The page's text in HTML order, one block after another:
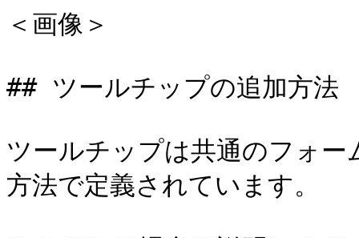
＜画像＞
## ツールチップの追加方法
ツールチップは共通のフォ
方法で定義されています。